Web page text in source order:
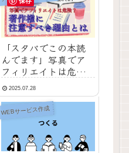
「スタバでこの本読
んでます」写真でア
フィリエイトは危
険？著作権に注意す
べき理由とは
2025.07.28
WEBサービス作成